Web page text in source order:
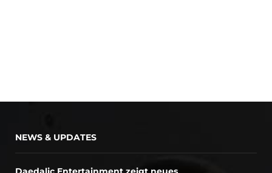
NEWS & UPDATES